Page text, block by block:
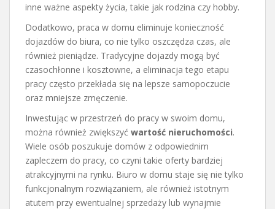
inne ważne aspekty życia, takie jak rodzina czy hobby.
Dodatkowo, praca w domu eliminuje konieczność
dojazdów do biura, co nie tylko oszczędza czas, ale
również pieniądze. Tradycyjne dojazdy mogą być
czasochłonne i kosztowne, a eliminacja tego etapu
pracy często przekłada się na lepsze samopoczucie
oraz mniejsze zmęczenie.
Inwestując w przestrzeń do pracy w swoim domu,
można również zwiększyć wartość nieruchomości.
Wiele osób poszukuje domów z odpowiednim
zapleczem do pracy, co czyni takie oferty bardziej
atrakcyjnymi na rynku. Biuro w domu staje się nie tylko
funkcjonalnym rozwiązaniem, ale również istotnym
atutem przy ewentualnej sprzedaży lub wynajmie